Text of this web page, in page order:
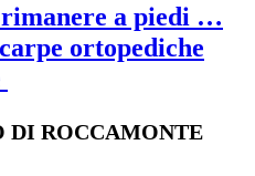
a piedi …
ortopediche
DI ROCCAMONTE